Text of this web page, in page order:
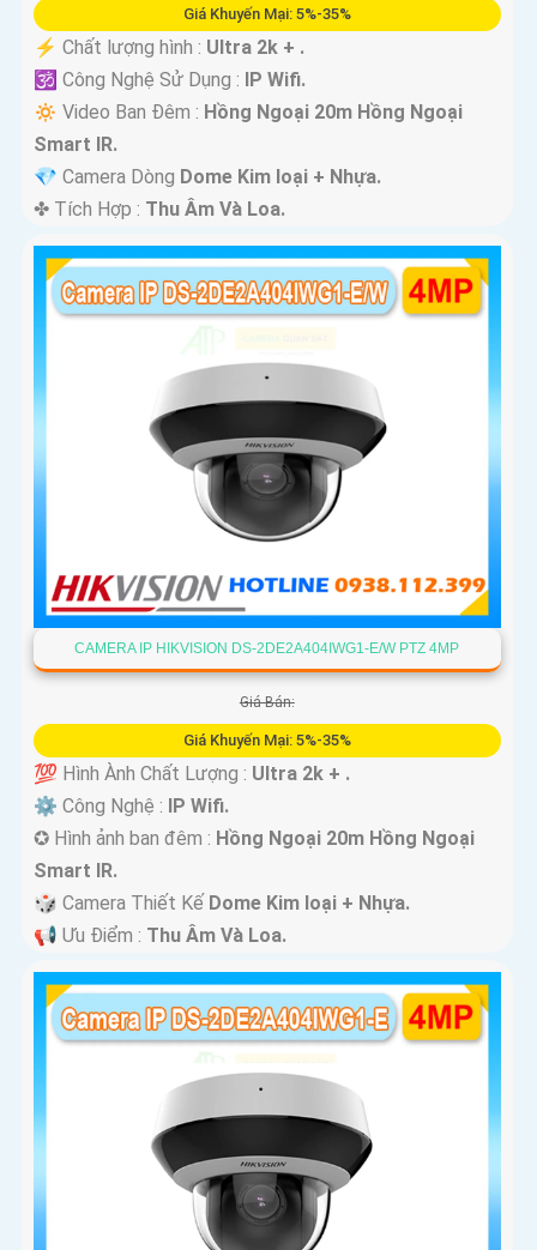
Giá Khuyến Mại: 5%-35%
️⚡ Chất lượng hình : Ultra 2k + .
🕉️ Công Nghệ Sử Dụng : IP Wifi.
🔅 Video Ban Đêm : Hồng Ngoại 20m Hồng Ngoại
Smart IR.
💎 Camera Dòng Dome Kim loại + Nhựa.
️✤ Tích Hợp : Thu Âm Và Loa.
CAMERA IP HIKVISION DS-2DE2A404IWG1-E/W PTZ 4MP
Giá Bán:
Giá Khuyến Mại: 5%-35%
💯 Hình Ành Chất Lượng : Ultra 2k + .
⚙ Công Nghệ : IP Wifi.
✪ Hình ảnh ban đêm : Hồng Ngoại 20m Hồng Ngoại
Smart IR.
🎲 Camera Thiết Kế Dome Kim loại + Nhựa.
️📢 Ưu Điểm : Thu Âm Và Loa.